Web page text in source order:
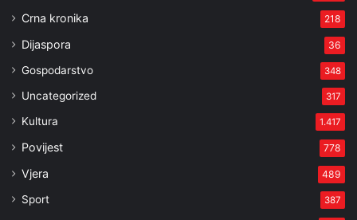
Crna kronika 218
Dijaspora 36
Gospodarstvo 348
Uncategorized 317
Kultura 1.417
Povijest 778
Vjera 489
Sport 387